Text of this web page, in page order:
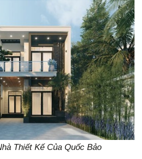
Thiết Kế Của Quốc Bảo